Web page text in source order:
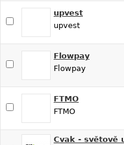
upvest
upvest
Flowpay
Flowpay
FTMO
FTMO
Cvak - světově